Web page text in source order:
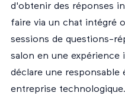
d'obtenir des réponses
faire via un chat intégré
sessions de questions-
salon en une
déclare une responsable
entreprise